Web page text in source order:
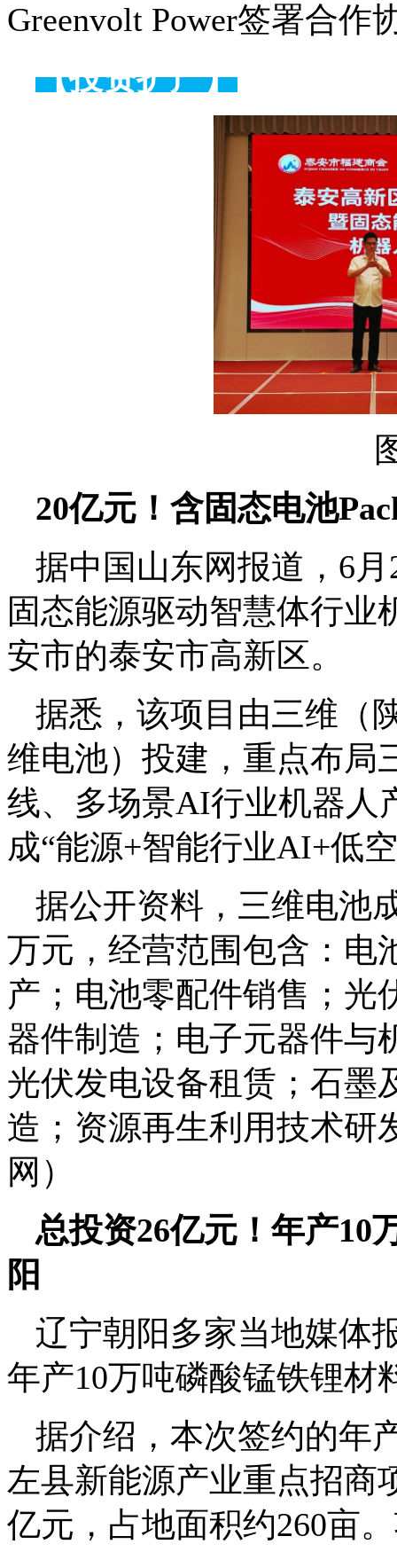
Greenvolt Power签署合
【投资扩产】
20亿元！含固态电池
据中国山东网报道，6
固态能源驱动智慧体行业
安市的泰安市高新区。
据悉，该项目由三维（
维电池）投建，重点布局
线、多场景AI行业机器人
成“能源+智能行业AI+低
据公开资料，三维电池
万元，经营范围包含：电
产；电池零配件销售；光
器件制造；电子元器件与
光伏发电设备租赁；石墨
造；资源再生利用技术研
网）
总投资26亿元！年产10
阳
辽宁朝阳多家当地媒体
年产10万吨磷酸锰铁锂材
据介绍，本次签约的年
左县新能源产业重点招商
亿元，占地面积约260亩